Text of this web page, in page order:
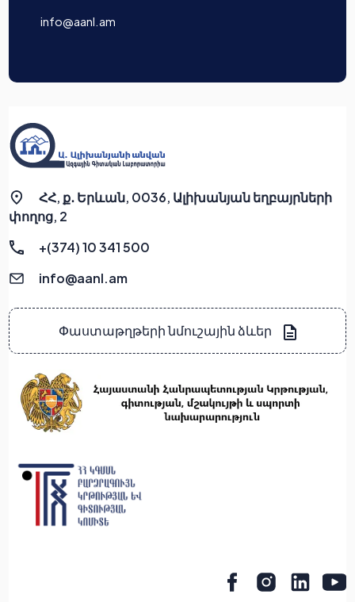
info@aanl.am
ՀՀ, ք․ Երևան, 0036, Ալիխանյան եղբայրների
փողոց, 2
+(374) 10 341 500
info@aanl.am
Փաստաթղթերի նմուշային ձևեր